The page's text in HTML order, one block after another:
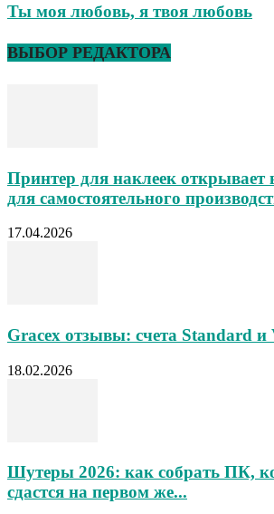
Ты моя любовь, я твоя любовь
ВЫБОР РЕДАКТОРА
Принтер для наклеек открывает
для самостоятельного
17.04.2026
Gracex отзывы: счета Standard и
18.02.2026
Шутеры 2026: как собрать ПК,
сдастся на первом же...